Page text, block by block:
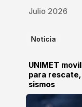
Julio 2026
Noticia
UNIMET
para
sismos